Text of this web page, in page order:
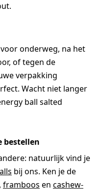
onderweg, na het
of tegen de
verpakking
Wacht niet langer
ball salted
bestellen
natuurlijk vind je
bij ons. Ken je de
, framboos en cashew-